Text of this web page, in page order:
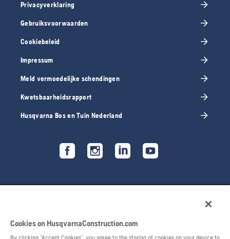
Privacyverklaring
Gebruiksvoorwaarden
Cookiebeleid
Impressum
Meld vermoedelijke schendingen
Kwetsbaarheidsrapport
Husqvarna Bos en Tuin Nederland
Cookies on HusqvarnaConstruction.com